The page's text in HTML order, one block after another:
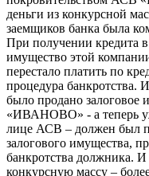
деньги из конкурсной
заемщиков банка была
При получении кредита
имущество этой
перестало платить по
процедура банкротства.
было продано залоговое
«ИВАНОВО» - а теперь
лице АСВ – должен был
залогового имущества,
банкротства должника.
конкурсную массу –